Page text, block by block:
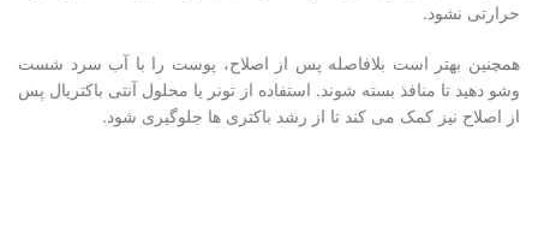
حرارتی نشود.
همچنین بهتر است بلافاصله پس از اصلاح، پوست را با آب سرد شست
وشو دهید تا منافذ بسته شوند. استفاده از تونر یا محلول آنتی باکتریال پس
از اصلاح نیز کمک می کند تا از رشد باکتری ها جلوگیری شود.